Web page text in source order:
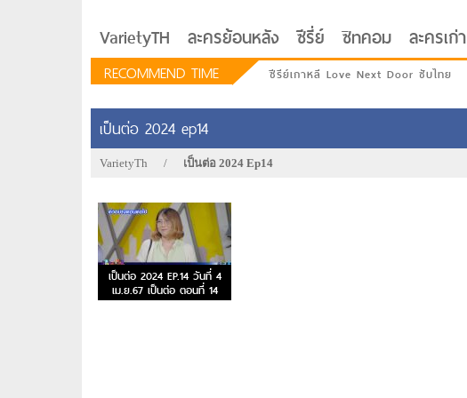
VarietyTH ละครย้อนหลัง ซีรี่ย์ ซิทคอม ละครเก่า
RECOMMEND TIME ซีรีย์เกาหลี Love Next Door ซับไทย
เป็นต่อ 2024 ep14
VarietyTh / เป็นต่อ 2024 Ep14
เป็นต่อ 2024 EP.14 วันที่ 4
เม.ย.67 เป็นต่อ ตอนที่ 14